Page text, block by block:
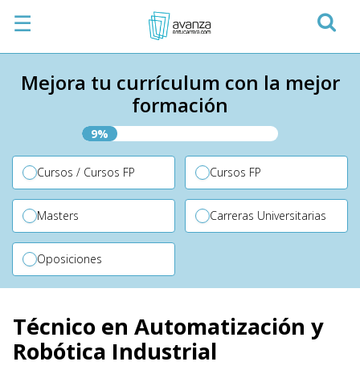
☰
Mejora tu currículum con la mejor
formación
9%
Cursos / Cursos FP Cursos FP
Masters Carreras Universitarias
Oposiciones
Técnico en Automatización y
Robótica Industrial